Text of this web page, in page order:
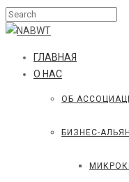
ГЛАВНАЯ
О НАС
ОБ
БИЗНЕС-